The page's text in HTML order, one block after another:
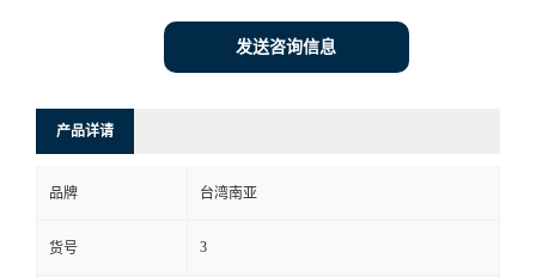
发送咨询信息
产品详请
品牌 台湾南亚
货号 3